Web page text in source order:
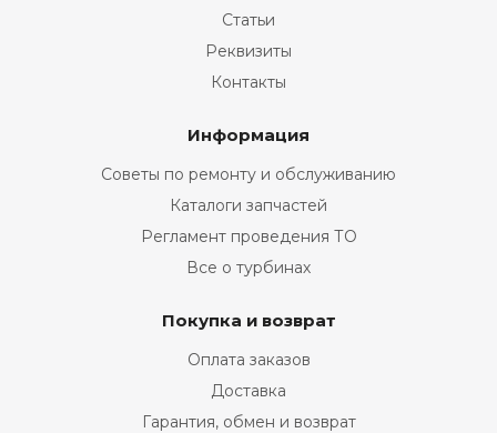
Статьи
Реквизиты
Контакты
Информация
Советы по ремонту и обслуживанию
Каталоги запчастей
Регламент проведения ТО
Все о турбинах
Покупка и возврат
Оплата заказов
Доставка
Гарантия, обмен и возврат